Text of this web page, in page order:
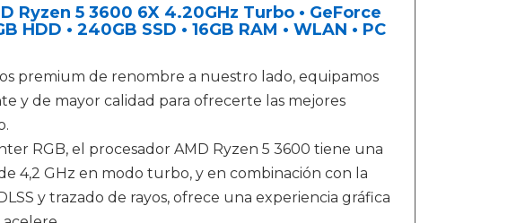
Ryzen 5 3600 6X 4.20GHz Turbo • GeForce
HDD • 240GB SSD • 16GB RAM • WLAN • PC
premium de renombre a nuestro lado, equipamos
y de mayor calidad para ofrecerte las mejores
RGB, el procesador AMD Ryzen 5 3600 tiene una
4,2 GHz en modo turbo, y en combinación con la
y trazado de rayos, ofrece una experiencia gráfica